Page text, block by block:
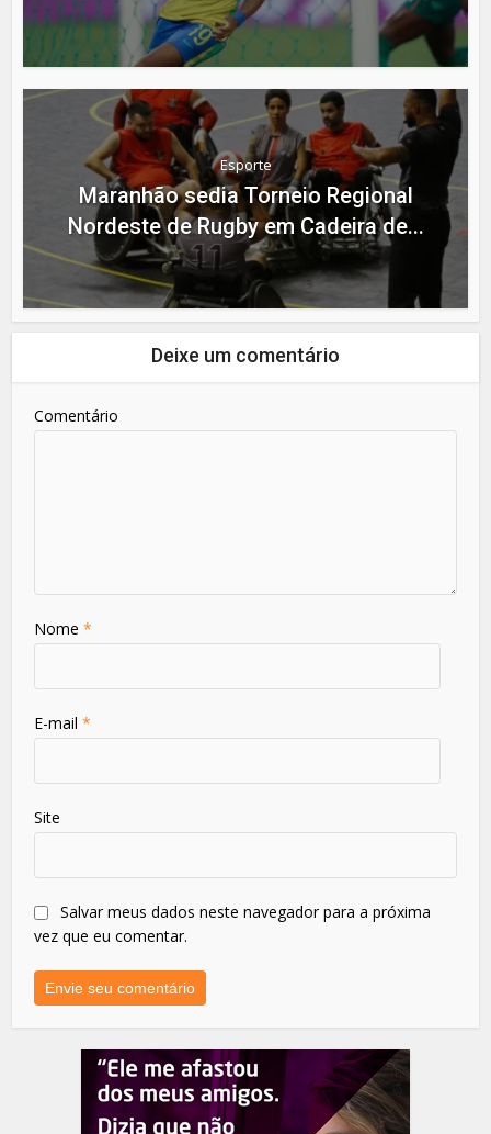
Esporte
Maranhão sedia Torneio Regional
Nordeste de Rugby em Cadeira de...
Deixe um comentário
Comentário
Nome*
E-mail*
Site
Salvar meus dados neste navegador para a próxima
vez que eu comentar.